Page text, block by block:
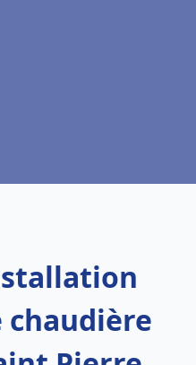
chaudière